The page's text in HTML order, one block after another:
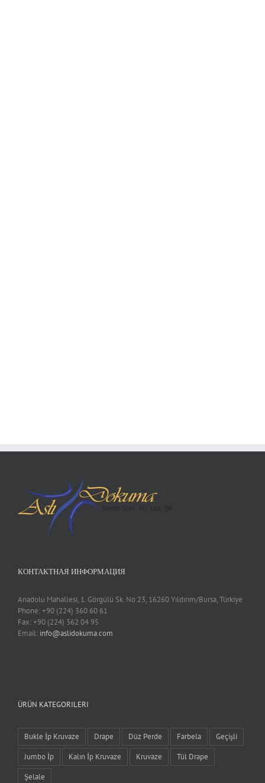
КОНТАКТНАЯ ИНФОРМАЦИЯ
Anadolu Mahallesi, 1. Görgülü Sk. No:23, 16260 Yıldırım/Bursa, Türkiye
Phone: +90 (224) 360 60 61
Fax: +90 (224) 362 04 95
Email: info@aslidokuma.com
ÜRÜN KATEGORILERI
Bukle İp Kruvaze Drape Düz Perde Farbela
Geçişli
Jumbo İp
Kalın İp Kruvaze Kruvaze
Tül Drape
Şelale